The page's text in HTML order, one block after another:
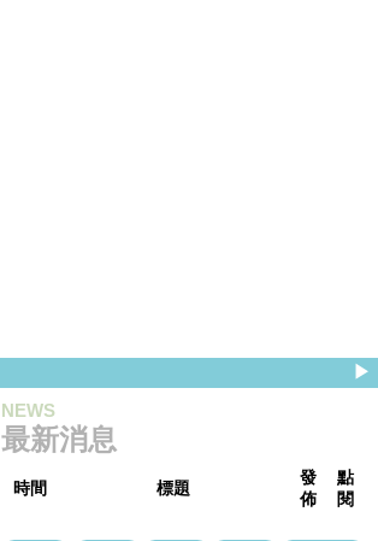
▶
最新消息
NEWS
時間 標題
發
佈
點
閱